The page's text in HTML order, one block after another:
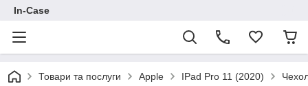
In-Case
Товари та послуги Apple IPad Pro 11 (2020)